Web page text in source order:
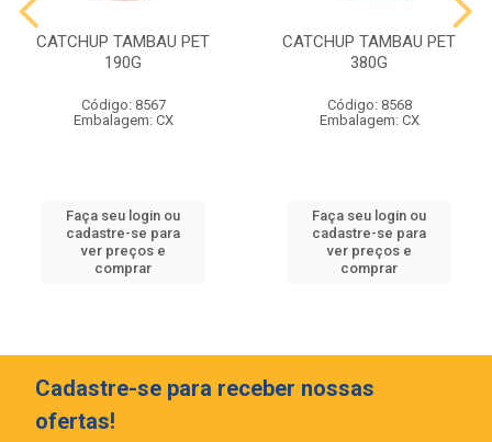
CATCHUP TAMBAU PET
190G
Código: 8567
Embalagem: CX
Faça seu login ou
cadastre-se para
ver preços e
comprar
CATCHUP TAMBAU PET
380G
Código: 8568
Embalagem: CX
Faça seu login ou
cadastre-se para
ver preços e
comprar
Cadastre-se para receber nossas
ofertas!